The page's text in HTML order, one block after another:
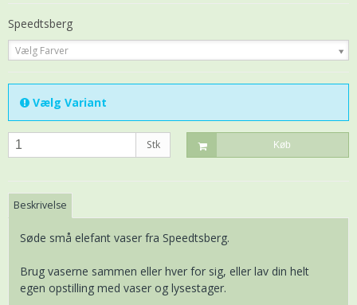
Speedtsberg
Vælg Farver
Vælg Variant
Stk Køb
Beskrivelse
Søde små elefant vaser fra Speedtsberg.
Brug vaserne sammen eller hver for sig, eller lav din helt
egen opstilling med vaser og lysestager.